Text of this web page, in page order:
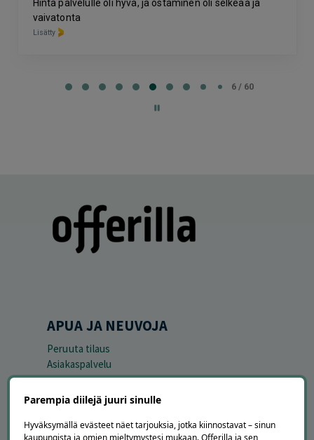
Hinta palvelulle oli hyvä, ja ostaminen oli selkeää ja
vaivatonta
Lisätty
6 / 60
APUA JA NEUVOJA
Peruuta tilaus
Asiakaspalvelu
Kuinka Offerilla toimii
Usein kysytyt kysymykset
Suosittele Offerillaa
Parempia diilejä juuri sinulle
Hyväksymällä evästeet näet tarjouksia, jotka kiinnostavat – sinun
kaupungista ja omien mieltymystesi mukaan. Offerilla ja sen